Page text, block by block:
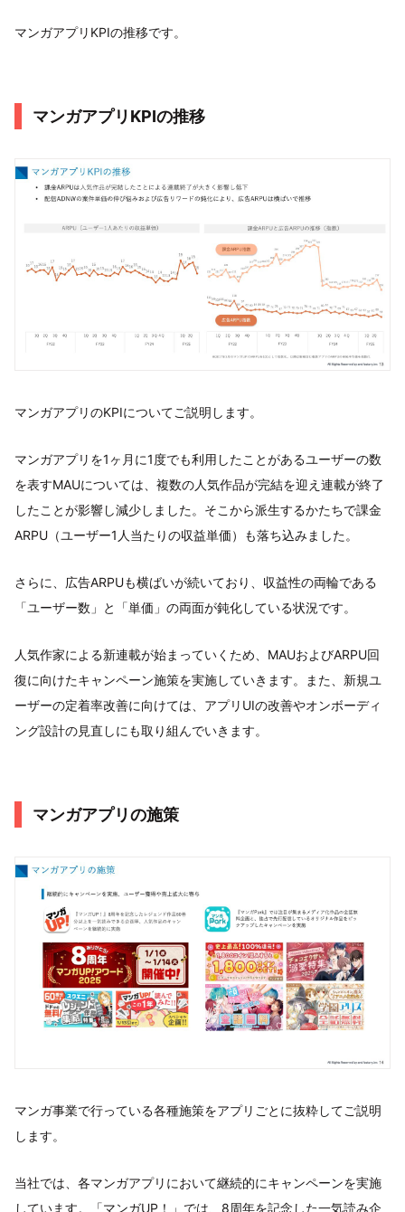
マンガアプリKPIの推移です。
マンガアプリKPIの推移
マンガアプリのKPIについてご説明します。
マンガアプリを1ヶ月に1度でも利用したことがあるユーザーの数
を表すMAUについては、複数の人気作品が完結を迎え連載が終了
したことが影響し減少しました。そこから派生するかたちで課金
ARPU（ユーザー1人当たりの収益単価）も落ち込みました。
さらに、広告ARPUも横ばいが続いており、収益性の両輪である
「ユーザー数」と「単価」の両面が鈍化している状況です。
人気作家による新連載が始まっていくため、MAUおよびARPU回
復に向けたキャンペーン施策を実施していきます。また、新規ユ
ーザーの定着率改善に向けては、アプリUIの改善やオンボーディ
ング設計の見直しにも取り組んでいきます。
マンガアプリの施策
マンガ事業で行っている各種施策をアプリごとに抜粋してご説明
します。
当社では、各マンガアプリにおいて継続的にキャンペーンを実施
しています。「マンガUP！」では、8周年を記念した一気読み企